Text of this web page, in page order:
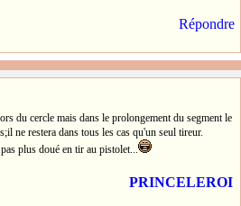
Répondre
du cercle mais dans le prolongement du segment le
ne restera dans tous les cas qu'un seul tireur.
plus doué en tir au pistolet...
PRINCELEROI